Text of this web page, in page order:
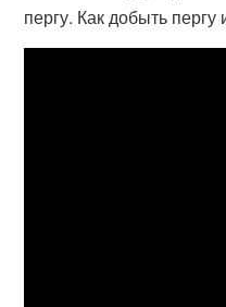
пергу. Как добыть